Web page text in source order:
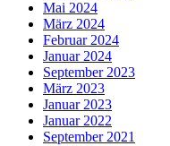
Mai 2024
März 2024
Februar 2024
Januar 2024
September 2023
März 2023
Januar 2023
Januar 2022
September 2021